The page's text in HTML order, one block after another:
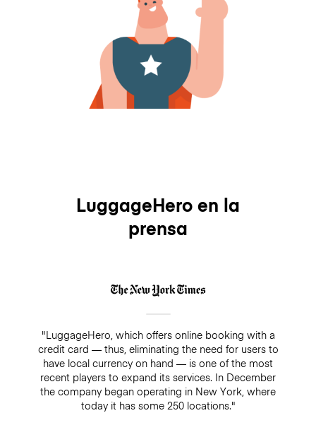
LuggageHero en la
prensa
"LuggageHero, which offers online booking with a
credit card — thus, eliminating the need for users to
have local currency on hand — is one of the most
recent players to expand its services. In December
the company began operating in New York, where
today it has some 250 locations."